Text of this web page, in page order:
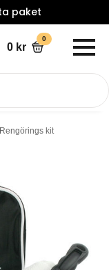
paket
0 kr
0
kit